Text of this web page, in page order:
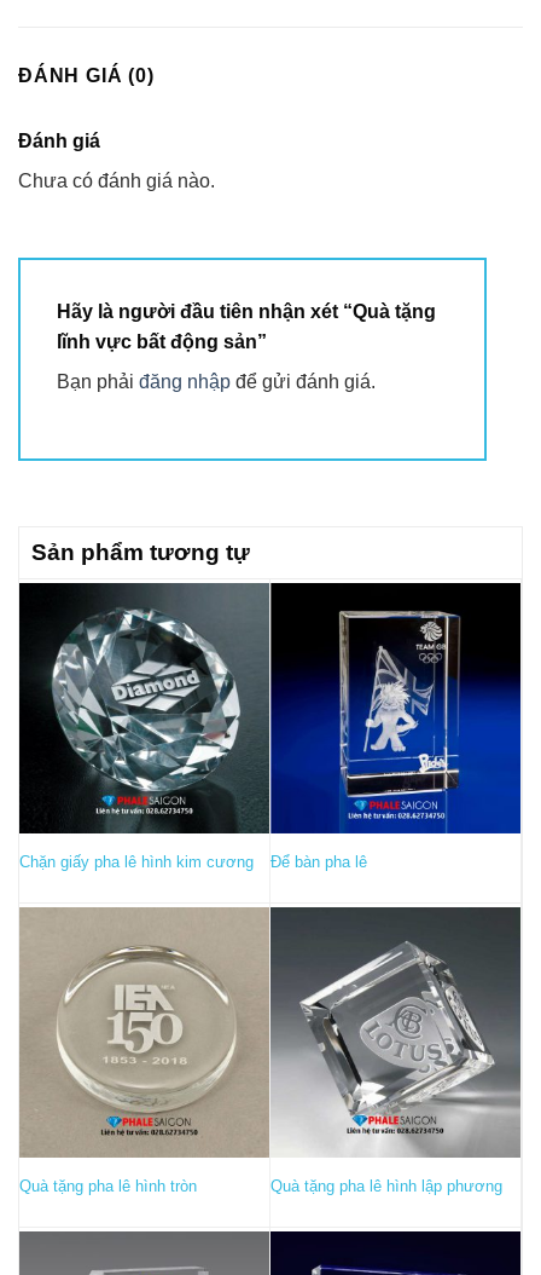
ĐÁNH GIÁ (0)
Đánh giá
Chưa có đánh giá nào.
Hãy là người đầu tiên nhận xét “Quà tặng
lĩnh vực bất động sản”
Bạn phải đăng nhập để gửi đánh giá.
Sản phẩm tương tự
Chặn giấy pha lê hình kim cương Để bàn pha lê
Quà tặng pha lê hình tròn Quà tặng pha lê hình lập phương